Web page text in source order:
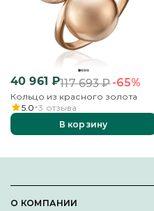
40 961 ₽117 693₽-65%
Кольцо из красного золота
5.0 3 отзыва
В корзину
О КОМПАНИИ